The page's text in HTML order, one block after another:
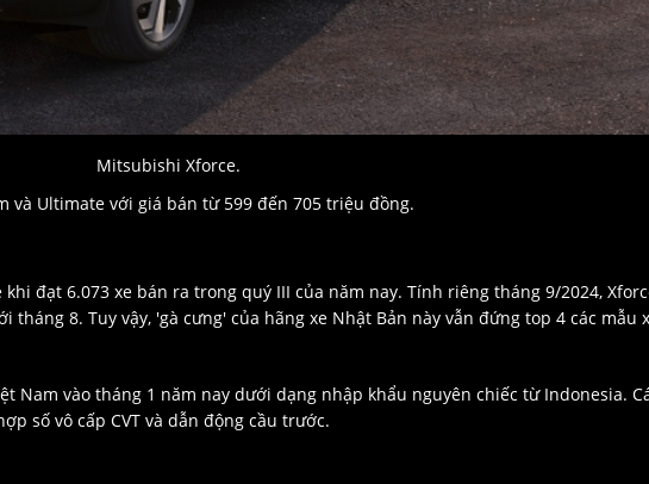
Mitsubishi Xforce.
và Ultimate với giá bán từ 599 đến 705 triệu đồng.
đạt 6.073 xe bán ra trong quý III của năm nay. Tính riêng tháng 9/2024,
tháng 8. Tuy vậy, 'gà cưng' của hãng xe Nhật Bản này vẫn đứng top 4 các mẫu
Nam vào tháng 1 năm nay dưới dạng nhập khẩu nguyên chiếc từ Indonesia.
số vô cấp CVT và dẫn động cầu trước.